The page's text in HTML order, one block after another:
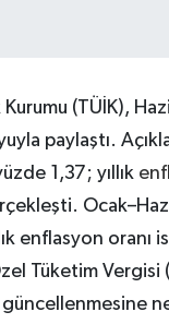
(TÜİK),
paylaştı.
1,37; yıllık
enflasyon oranı
Tüketim Vergisi